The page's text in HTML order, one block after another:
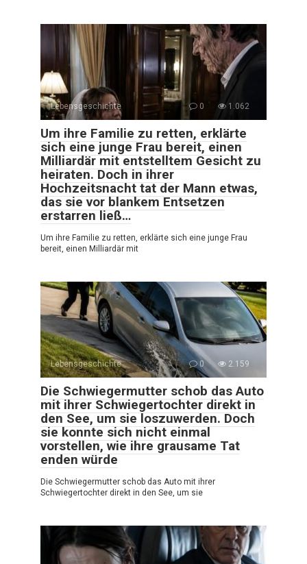
Lebensgeschichte 0 1.062
Um ihre Familie zu retten, erklärte
sich eine junge Frau bereit, einen
Milliardär mit entstelltem Gesicht zu
heiraten. Doch in ihrer
Hochzeitsnacht tat der Mann etwas,
das sie vor blankem Entsetzen
erstarren ließ…
Um ihre Familie zu retten, erklärte sich eine junge Frau
bereit, einen Milliardär mit
Lebensgeschichte 0 2.159
Die Schwiegermutter schob das Auto
mit ihrer Schwiegertochter direkt in
den See, um sie loszuwerden. Doch
sie konnte sich nicht einmal
vorstellen, wie ihre grausame Tat
enden würde
Die Schwiegermutter schob das Auto mit ihrer
Schwiegertochter direkt in den See, um sie